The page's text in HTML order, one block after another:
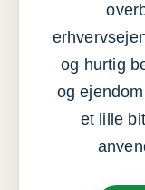
og hurtig
og
et lille